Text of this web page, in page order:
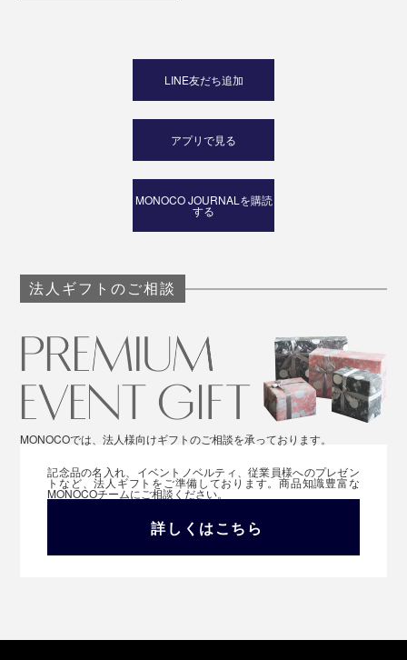
LINE友だち追加
アプリで見る
MONOCO JOURNALを購読
する
法人ギフトのご相談
MONOCOでは、法人様向けギフトのご相談を承っております。
記念品の名入れ、イベントノベルティ、従業員様へのプレゼン
トなど、法人ギフトをご準備しております。商品知識豊富な
MONOCOチームにご相談ください。
詳しくはこちら